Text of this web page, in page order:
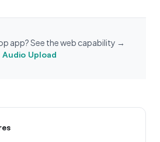
app? See the web capability →
Audio Upload